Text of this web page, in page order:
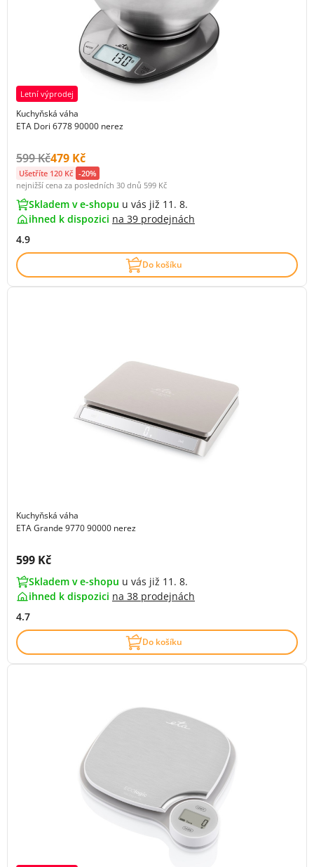
Letní výprodej
Kuchyňská váha
ETA Dori 6778 90000 nerez
Původní cena s DPH:
599 KčCena s DPH:
479 Kč
Ušetříte 120 Kč -20%
nejnižší cena za posledních 30 dnů 599 Kč
Skladem v e-shopu u vás již 11. 8.
ihned k dispozici na 39 prodejnách
4.9
Do košíku
Kuchyňská váha
ETA Grande 9770 90000 nerez
Cena s DPH:
599 Kč
Skladem v e-shopu u vás již 11. 8.
ihned k dispozici na 38 prodejnách
4.7
Do košíku